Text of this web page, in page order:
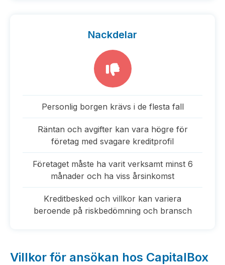
Nackdelar
Personlig borgen krävs i de flesta fall
Räntan och avgifter kan vara högre för
företag med svagare kreditprofil
Företaget måste ha varit verksamt minst 6
månader och ha viss årsinkomst
Kreditbesked och villkor kan variera
beroende på riskbedömning och bransch
Villkor för ansökan hos CapitalBox